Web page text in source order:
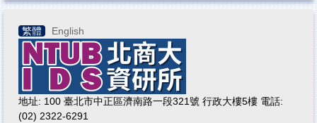
繁體 English
地址: 100 臺北市中正區濟南路一段321號 行政大樓5樓 電話:
(02) 2322-6291